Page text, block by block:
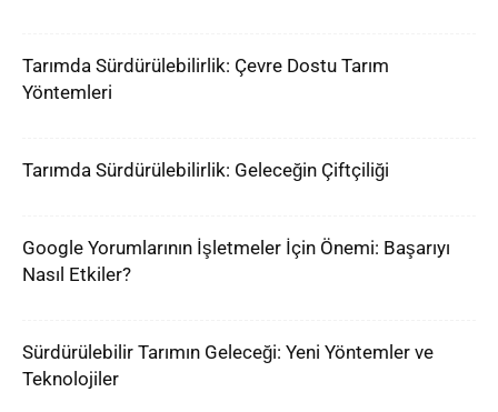
Tarımda Sürdürülebilirlik: Çevre Dostu Tarım
Yöntemleri
Tarımda Sürdürülebilirlik: Geleceğin Çiftçiliği
Google Yorumlarının İşletmeler İçin Önemi: Başarıyı
Nasıl Etkiler?
Sürdürülebilir Tarımın Geleceği: Yeni Yöntemler ve
Teknolojiler